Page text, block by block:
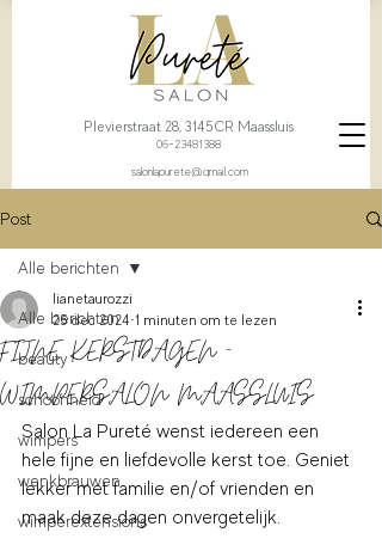
06-23481388
Plevierstraat 28, 3145CR Maassluis
salonlapurete@gmail.com
Post
Alle berichten
beauty
schoonheid
wimpers
wenkbrauwen
wimperextensions
Alle berichten
FIJNE KERSTDAGEN -
WIMPERSALON MAASSLUIS
lianetaurozzi
25 dec 2024 1 minuten om te lezen
Salon La Pureté wenst iedereen een
hele fijne en liefdevolle kerst toe. Geniet
lekker met familie en/of vrienden en
maak deze dagen onvergetelijk.